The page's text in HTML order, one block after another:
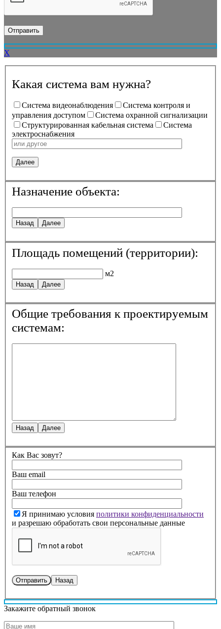
X
Какая система вам нужна?
Система видеонаблюдения
Система контроля и
управления доступом
Система охранной сигнализации
Структурированная кабельная система
Система
электроснабжения
Далее
Назначение объекта:
Назад Далее
Площадь помещений (территории):
м2
Назад Далее
Общие требования к проектируемым
системам:
Назад Далее
Как Вас зовут?
Ваш email
Ваш телефон
Я принимаю условия политики конфиденциальности
и разрешаю обработать свои персональные данные
Назад
Закажите обратный звонок